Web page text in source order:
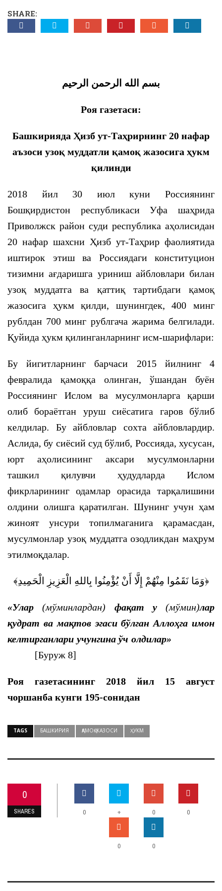
SHARE:
بسم الله الرحمن الرحيم
Роя газетаси:
Башкирияда Ҳизб ут-Таҳрирнинг 20 нафар
аъзоси узоқ муддатли қамоқ жазосига ҳукм
қилинди
2018 йил 30 июл куни Россиянинг
Бошқирдистон республикаси Уфа шаҳрида
Приволжск район суди республика аҳолисидан
20 нафар шахсни Ҳизб ут-Таҳрир фаолиятида
иштирок этиш ва Россиядаги конституцион
тизимни ағдаришга уриниш айбловлари билан
узоқ муддатга ва қаттиқ тартибдаги қамоқ
жазосига ҳукм қилди, шунингдек, 400 минг
рублдан 700 минг рублгача жарима белгилади.
Қуйида ҳукм қилинганларнинг исм-шарифлари:
Бу йигитларнинг барчаси 2015 йилнинг 4
февралида қамоққа олинган, ўшандан буён
Россиянинг Ислом ва мусулмонларга қарши
олиб бораётган уруш сиёсатига гаров бўлиб
келдилар. Бу айбловлар сохта айбловлардир.
Аслида, бу сиёсий суд бўлиб, Россияда, хусусан,
юрт аҳолисининг аксари мусулмонларни
ташкил қилувчи ҳудудларда Ислом
фикрларининг одамлар орасида тарқалишини
олдини олишга қаратилган. Шунинг учун ҳам
жиноят унсури топилмаганига қарамасдан,
мусулмонлар узоқ муддатга озодликдан маҳрум
этилмоқдалар.
﴿وَمَا نَقَمُوا مِنْهُمْ إِلَّا أَنْ يُؤْمِنُوا بِاللهِ الْعَزِيزِ الْحَمِيدِ﴾
«Улар(мўминлардан) фақат у (мўмин)лар
қудрат ва мақтов эгаси бўлган Аллоҳга имон
келтирганлари учунгина ўч олдилар»
[Буруж 8]
Роя газетасининг 2018 йил 15 август
чоршанба кунги 195-сонидан
TAGS БАШКИРИЯ ҚАМОҚ ЖАЗОСИ ҲУКМ
0
SHARES 0 + 0 0
0 0